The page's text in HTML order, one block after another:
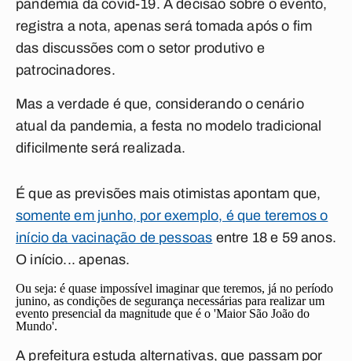
pandemia da covid-19. A decisão sobre o evento,
registra a nota, apenas será tomada após o fim
das discussões com o setor produtivo e
patrocinadores.
Mas a verdade é que, considerando o cenário
atual da pandemia, a festa no modelo tradicional
dificilmente será realizada.
É que as previsões mais otimistas apontam que,
somente em junho, por exemplo, é que teremos o
início da vacinação de pessoas entre 18 e 59 anos.
O início... apenas.
Ou seja: é quase impossível imaginar que teremos, já no período
junino, as condições de segurança necessárias para realizar um
evento presencial da magnitude que é o 'Maior São João do
Mundo'.
A prefeitura estuda alternativas, que passam por